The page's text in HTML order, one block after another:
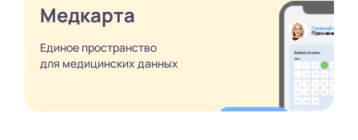
Медкарта
Единое пространство
для медицинских данных